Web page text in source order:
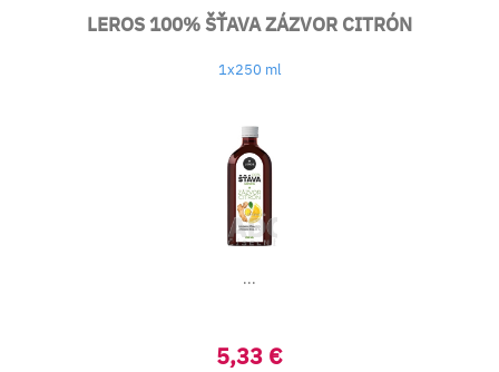
LEROS 100% ŠŤAVA ZÁZVOR CITRÓN
1x250 ml
...
5,33 €